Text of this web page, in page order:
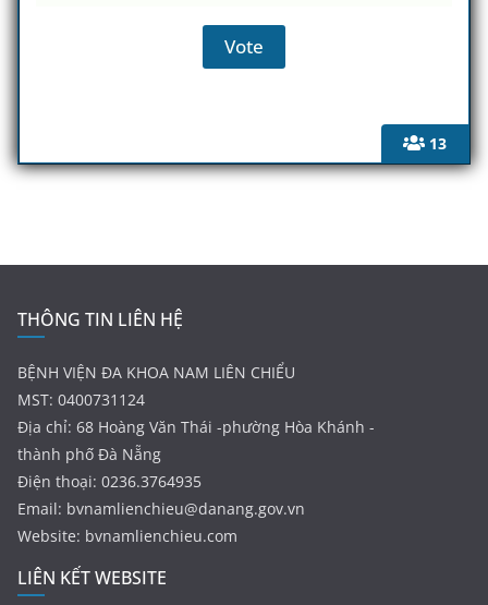
13
THÔNG TIN LIÊN HỆ
BỆNH VIỆN ĐA KHOA NAM LIÊN CHIỂU
MST: 0400731124
Địa chỉ: 68 Hoàng Văn Thái -phường Hòa Khánh -
thành phố Đà Nẵng
Điện thoại: 0236.3764935
Email: bvnamlienchieu@danang.gov.vn
Website: bvnamlienchieu.com
LIÊN KẾT WEBSITE